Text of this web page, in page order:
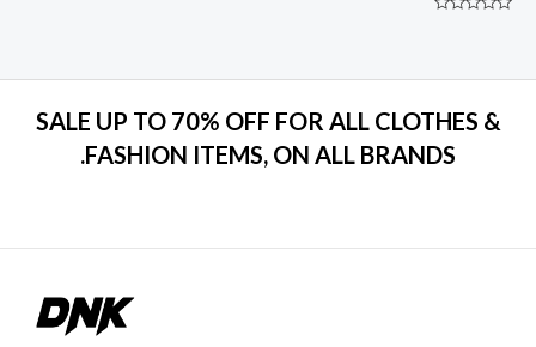
5
SALE UP TO 70% OFF FOR ALL CLOTHES &
FASHION ITEMS, ON ALL BRANDS.